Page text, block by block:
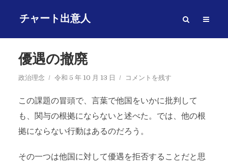
チャート出意人
優遇の撤廃
政治理念 令和 5 年 10 月 13 日 コメントを残す
この課題の冒頭で、言葉で他国をいかに批判して
も、関与の根拠にならないと述べた。では、他の根
拠にならない行動はあるのだろう。
その一つは他国に対して優遇を拒否することだと思